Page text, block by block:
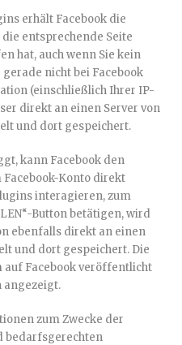
erhält Facebook die
entsprechende Seite
hat, auch wenn Sie kein
nicht bei Facebook
(einschließlich Ihrer IP-
direkt an einen Server von
und dort gespeichert.
kann Facebook den
Facebook-Konto direkt
interagieren, zum
Button betätigen, wird
ebenfalls direkt an einen
und dort gespeichert. Die
Facebook veröffentlicht
angezeigt.
zum Zwecke der
bedarfsgerechten